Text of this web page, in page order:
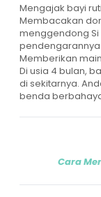
Mengajak bayi
Membacakan
menggendong Si
pendengarannya
Memberikan
Di usia 4 bulan,
di sekitarnya.
benda
Cara